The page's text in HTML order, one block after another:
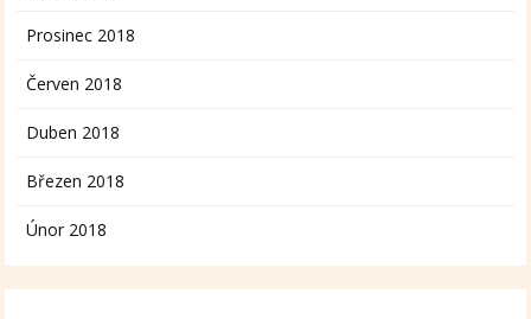
Prosinec 2018
Červen 2018
Duben 2018
Březen 2018
Únor 2018